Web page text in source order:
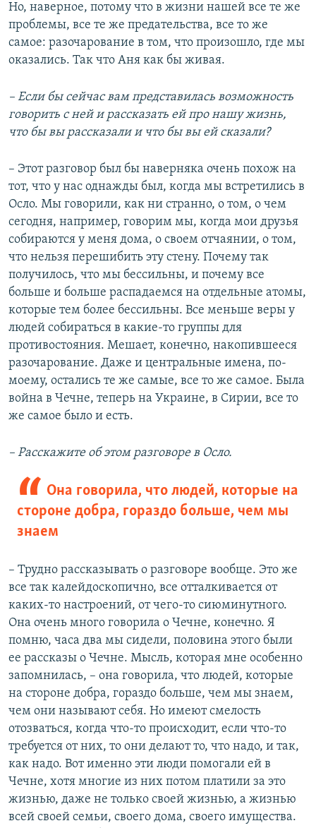
Но, наверное, потому что в жизни нашей все те же
проблемы, все те же предательства, все то же
самое: разочарование в том, что произошло, где мы
оказались. Так что Аня как бы живая.
– Если бы сейчас вам представилась возможность
говорить с ней и рассказать ей про нашу жизнь,
что бы вы рассказали и что бы вы ей сказали?
– Этот разговор был бы наверняка очень похож на
тот, что у нас однажды был, когда мы встретились в
Осло. Мы говорили, как ни странно, о том, о чем
сегодня, например, говорим мы, когда мои друзья
собираются у меня дома, о своем отчаянии, о том,
что нельзя перешибить эту стену. Почему так
получилось, что мы бессильны, и почему все
больше и больше распадаемся на отдельные атомы,
которые тем более бессильны. Все меньше веры у
людей собираться в какие-то группы для
противостояния. Мешает, конечно, накопившееся
разочарование. Даже и центральные имена, по-
моему, остались те же самые, все то же самое. Была
война в Чечне, теперь на Украине, в Сирии, все то
же самое было и есть.
– Расскажите об этом разговоре в Осло.
Она говорила, что людей, которые на
стороне добра, гораздо больше, чем мы
знаем
– Трудно рассказывать о разговоре вообще. Это же
все так калейдоскопично, все отталкивается от
каких-то настроений, от чего-то сиюминутного.
Она очень много говорила о Чечне, конечно. Я
помню, часа два мы сидели, половина этого были
ее рассказы о Чечне. Мысль, которая мне особенно
запомнилась, – она говорила, что людей, которые
на стороне добра, гораздо больше, чем мы знаем,
чем они называют себя. Но имеют смелость
отозваться, когда что-то происходит, если что-то
требуется от них, то они делают то, что надо, и так,
как надо. Вот именно эти люди помогали ей в
Чечне, хотя многие из них потом платили за это
жизнью, даже не только своей жизнью, а жизнью
всей своей семьи, своего дома, своего имущества.